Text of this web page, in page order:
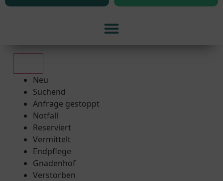
Neu
Suchend
Anfrage gestoppt
Notfall
Reserviert
Vermittelt
Endpflege
Gnadenhof
Verstorben